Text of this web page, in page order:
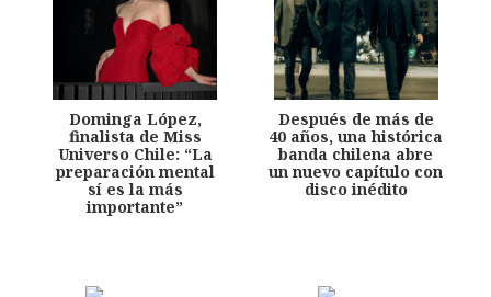
Dominga López,
finalista de Miss
Universo Chile: “La
preparación mental
sí es la más
importante”
Después de más de
40 años, una histórica
banda chilena abre
un nuevo capítulo con
disco inédito